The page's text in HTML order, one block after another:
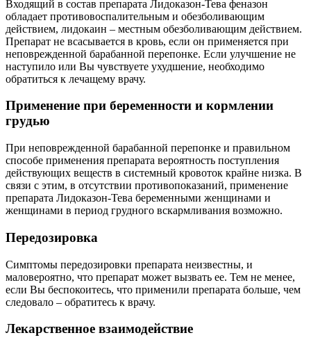
Входящий в состав препарата Лидоказон-Тева феназон
обладает противовоспалительным и обезболивающим
действием, лидокаин – местным обезболивающим действием.
Препарат не всасывается в кровь, если он применяется при
неповрежденной барабанной перепонке. Если улучшение не
наступило или Вы чувствуете ухудшение, необходимо
обратиться к лечащему врачу.
Применение при беременности и кормлении
грудью
При неповрежденной барабанной перепонке и правильном
способе применения препарата вероятность поступления
действующих веществ в системный кровоток крайне низка. В
связи с этим, в отсутствии противопоказаний, применение
препарата Лидоказон-Тева беременными женщинами и
женщинами в период грудного вскармливания возможно.
Передозировка
Симптомы передозировки препарата неизвестны, и
маловероятно, что препарат может вызвать ее. Тем не менее,
если Вы беспокоитесь, что применили препарата больше, чем
следовало – обратитесь к врачу.
Лекарственное взаимодействие